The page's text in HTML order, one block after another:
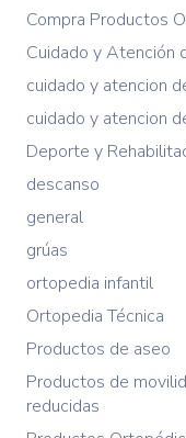
Compra Productos
Cuidado y Atención
cuidado y atencion
cuidado y atencion
Deporte y
descanso
general
grúas
ortopedia infantil
Ortopedia Técnica
Productos de aseo
Productos de
reducidas